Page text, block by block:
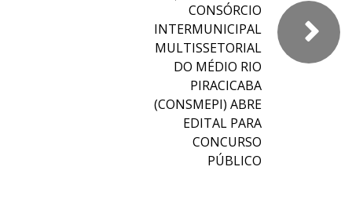
CONSÓRCIO
INTERMUNICIPAL
MULTISSETORIAL
DO MÉDIO RIO
PIRACICABA
(CONSMEPI) ABRE
EDITAL PARA
CONCURSO
PÚBLICO